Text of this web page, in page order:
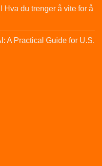
Hva du trenger å vite for å
A Practical Guide for U.S.